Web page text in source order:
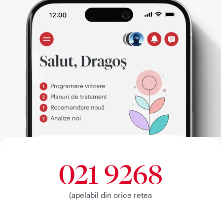
021 9268
(apelabil din orice retea